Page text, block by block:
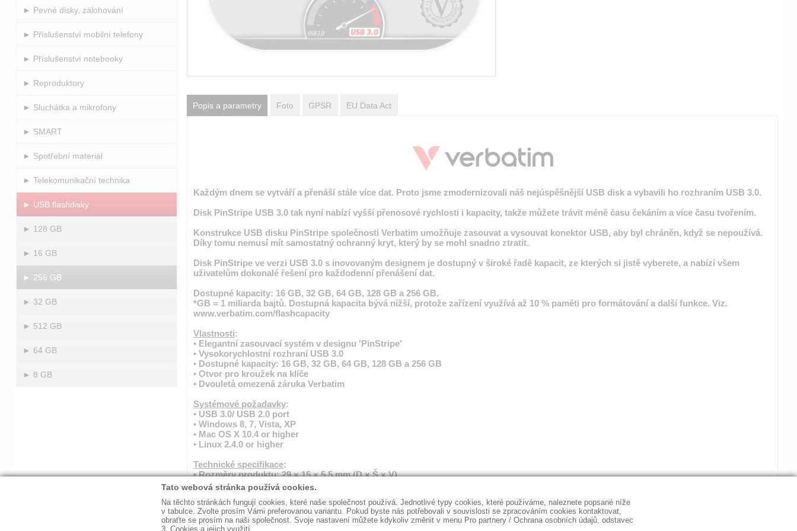
► Pevné disky, zálohování
► Příslušenství mobilní telefony
► Příslušenství notebooky
► Reproduktory
► Sluchátka a mikrofony
► SMART
► Spotřební materiál
► Telekomunikační technika
► USB flashdisky
► 128 GB
► 16 GB
► 256 GB
► 32 GB
► 512 GB
► 64 GB
► 8 GB
Popis a parametry Foto GPSR EU Data Act
Každým dnem se vytváří a přenáší stále více dat. Proto jsme zmodernizovali náš nejúspěšnější USB disk a vybavili ho rozhraním USB 3.0.
Disk PinStripe USB 3.0 tak nyní nabízí vyšší přenosové rychlosti i kapacity, takže můžete trávit méně času čekáním a více času tvořením.
Konstrukce USB disku PinStripe společnosti Verbatim umožňuje zasouvat a vysouvat konektor USB, aby byl chráněn, když se nepoužívá.
Díky tomu nemusí mít samostatný ochranný kryt, který by se mohl snadno ztratit.
Disk PinStripe ve verzi USB 3.0 s inovovaným designem je dostupný v široké řadě kapacit, ze kterých si jistě vyberete, a nabízí všem
uživatelům dokonalé řešení pro každodenní přenášení dat.
Dostupné kapacity: 16 GB, 32 GB, 64 GB, 128 GB a 256 GB.
*GB = 1 miliarda bajtů. Dostupná kapacita bývá nižší, protože zařízení využívá až 10 % paměti pro formátování a další funkce. Viz.
www.verbatim.com/flashcapacity
Vlastnosti:
• Elegantní zasouvací systém v designu 'PinStripe'
• Vysokorychlostní rozhraní USB 3.0
• Dostupné kapacity: 16 GB, 32 GB, 64 GB, 128 GB a 256 GB
• Otvor pro kroužek na klíče
• Dvouletá omezená záruka Verbatim
Systémové požadavky:
• USB 3.0/ USB 2.0 port
• Windows 8, 7, Vista, XP
• Mac OS X 10.4 or higher
• Linux 2.4.0 or higher
Technické specifikace:
• Rozměry produktu: 29 × 15 × 5,5 mm (D × Š × V)
• Hmotnost produktu: cca 7 gramů
• Obsah balení: USB disk
Poznámka: Rychlost závisí na velikosti souborů a schopnostech počítače.